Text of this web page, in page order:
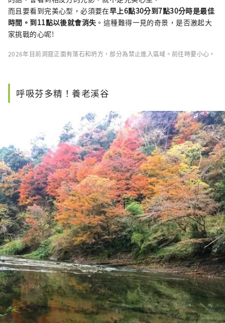
而且要看到完美心型，必須要在早上6點30分到7點30分時是最佳
時間。到11點以後就會消失 。這種難得一見的奇景，是否激起大
家挑戰的心呢!
2026年目前洞窟正面有落石和坍方，部分為禁止進入區域。前往時要小心。
呼吸芬多精！養老溪谷